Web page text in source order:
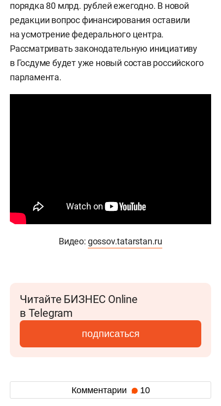
порядка 80 млрд. рублей ежегодно. В новой
редакции вопрос финансирования оставили
на усмотрение федерального центра.
Рассматривать законодательную инициативу
в Госдуме будет уже новый состав российского
парламента.
Видео: gossov.tatarstan.ru
Читайте БИЗНЕС Online
в Telegram
подписаться
Комментарии 10